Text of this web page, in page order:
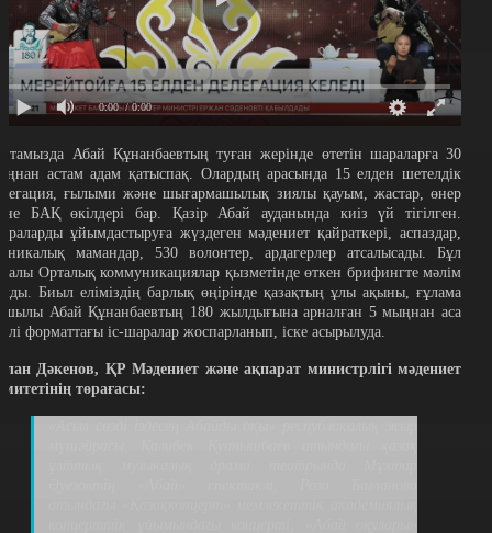
0:00 / 0:00
тамызда Абай Құнанбаевтың туған жерінде өтетін шараларға 30
астам адам қатыспақ. Олардың арасында 15 елден шетелдік
ғылыми және шығармашылық зиялы қауым, жастар, өнер
БАҚ өкілдері бар. Қазір Абай ауданында киіз үй тігілген.
ұйымдастыруға жүздеген мәдениет қайраткері, аспаздар,
мамандар, 530 волонтер, ардагерлер атсалысады. Бұл
Орталық коммуникациялар қызметінде өткен брифингте мәлім
Биыл еліміздің барлық өңірінде қазақтың ұлы ақыны, ғұлама
Абай Құнанбаевтың 180 жылдығына арналған 5 мыңнан аса
форматтағы іс-шаралар жоспарланып, іске асырылуда.
Дәкенов, ҚР Мәдениет және ақпарат министрлігі мәдениет
төрағасы: